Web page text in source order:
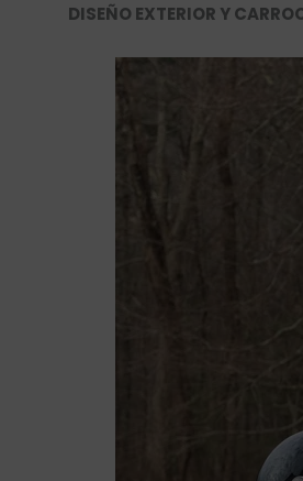
DISEÑO EXTERIOR Y